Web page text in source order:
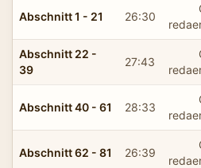
Abschnitt 1 - 21 26:30
Abschnitt 22 -
39
27:43
Abschnitt 40 - 61 28:33
Abschnitt 62 - 81 26:39